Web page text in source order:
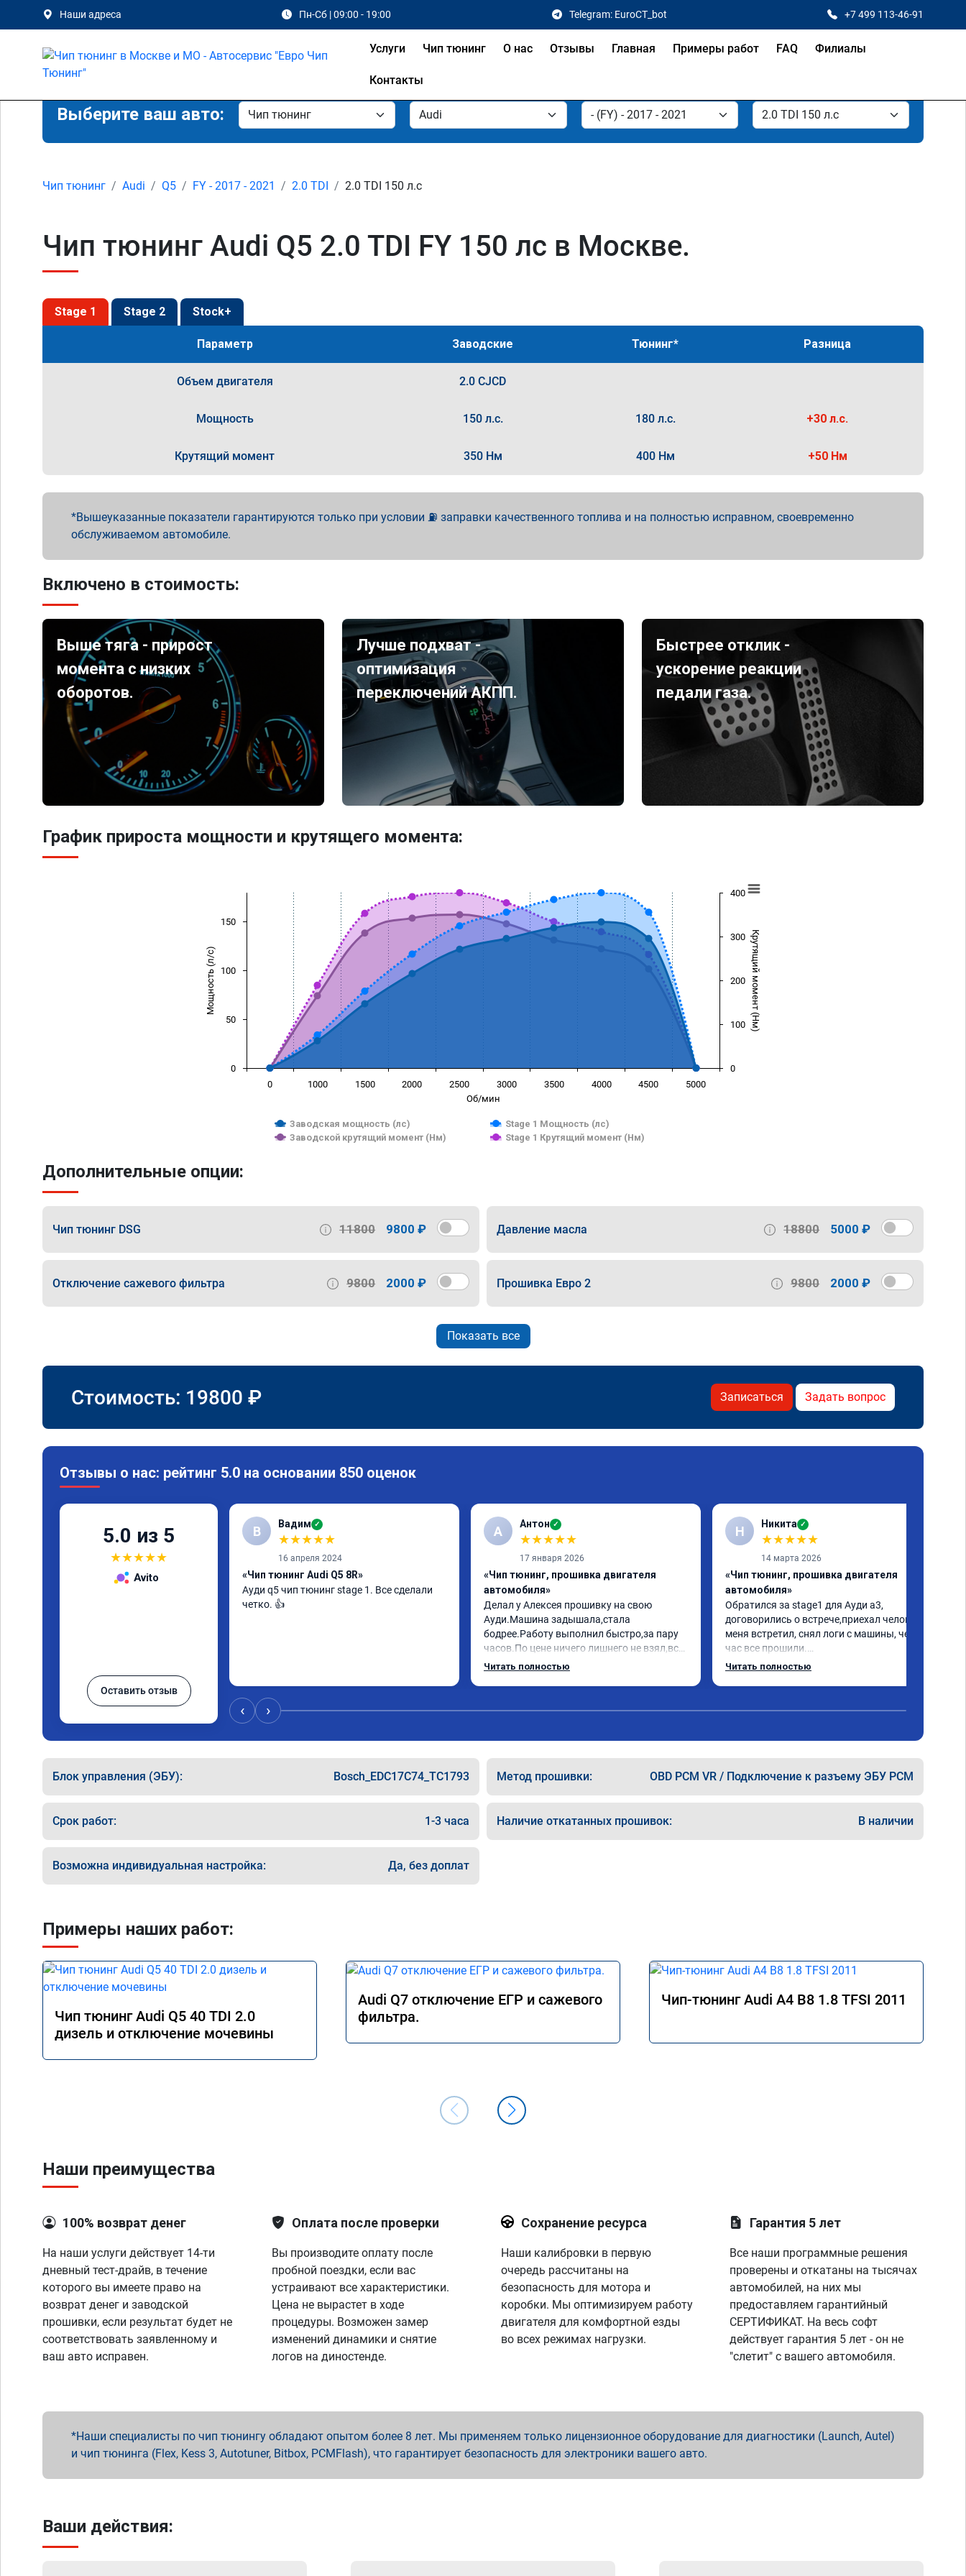
Наши адреса Пн-Сб | 09:00 - 19:00 Telegram: EuroCT_bot +7 499 113-46-91
Услуги Чип тюнинг О нас Отзывы Главная Примеры работ FAQ Филиалы
Контакты
Выберите ваш авто:
Чип тюнинг Audi Q5 FY - 2017 - 2021 2.0 TDI 2.0 TDI 150 л.с
Чип тюнинг Audi Q5 2.0 TDI FY 150 лс в Москве.
Stage 1 Stage 2 Stock+
Параметр Заводские Тюнинг* Разница
Объем двигателя 2.0 CJCD
Мощность 150 л.с. 180 л.с. +30 л.с.
Крутящий момент 350 Нм 400 Нм +50 Нм
Вышеуказанные показатели гарантируются только при условии ⛽ заправки качественного топлива и на полностью исправном, своевременно
обслуживаемом автомобиле.
Включено в стоимость:
Выше тяга - прирост
момента с низких
оборотов.
Лучше подхват -
оптимизация
переключений АКПП.
Быстрее отклик -
ускорение реакции
педали газа.
График прироста мощности и крутящего момента:
Об/мин
Мощность (л/с) Крутящий момент (Нм)
Заводская мощность (лс)
Stage 1 Мощность (лс)
Заводской крутящий момент (Нм)
Stage 1 Крутящий момент (Нм)
0 1000 1500 2000 2500 3000 3500 4000 4500 5000
0
50
100
150
0
100
200
300
400
Дополнительные опции:
Чип тюнинг DSG 11800 9800 ₽ Давление масла 18800 5000 ₽
Отключение сажевого фильтра 9800 2000 ₽ Прошивка Евро 2 9800 2000 ₽
Показать все
Стоимость: 19800 ₽ Записаться Задать вопрос
Отзывы о нас: рейтинг 5.0 на основании 850 оценок
5.0 из 5
★★★★★
Avito
Оставить отзыв
В Вадим ✓
★★★★★
16 апреля 2024
«Чип тюнинг Audi Q5 8R»
Ауди q5 чип тюнинг stage 1. Все сделали
четко. 👍
А Антон ✓
★★★★★
17 января 2026
«Чип тюнинг, прошивка двигателя
автомобиля»
Делал у Алексея прошивку на свою
Ауди.Машина задышала,стала
бодрее.Работу выполнил быстро,за пару
часов.По цене ничего лишнего не взял,всё
как договаривались заранее.После
Читать полностью
Н Никита ✓
★★★★★
14 марта 2026
«Чип тюнинг, прошивка двигателя
автомобиля»
Обратился за stage1 для Ауди а3,
договорились о встрече,приехал человек
меня встретил, снял логи с машины, через
час все прошили.
Арман спасибо тебе огромное, машинка по
Читать полностью
‹ ›
Блок управления (ЭБУ): Bosch_EDC17C74_TC1793 Метод прошивки: OBD PCM VR / Подключение к разъему ЭБУ PCM
Срок работ: 1-3 часа Наличие откатанных прошивок: В наличии
Возможна индивидуальная настройка: Да, без доплат
Примеры наших работ:
Чип тюнинг Audi Q5 40 TDI 2.0
дизель и отключение мочевины
Audi Q7 отключение ЕГР и сажевого
фильтра.
Чип-тюнинг Audi A4 B8 1.8 TFSI 2011
Наши преимущества
100% возврат денег
На наши услуги действует 14-ти
дневный тест-драйв, в течение
которого вы имеете право на
возврат денег и заводской
прошивки, если результат будет не
соответствовать заявленному и
ваш авто исправен.
Оплата после проверки
Вы производите оплату после
пробной поездки, если вас
устраивают все характеристики.
Цена не вырастет в ходе
процедуры. Возможен замер
изменений динамики и снятие
логов на диностенде.
Сохранение ресурса
Наши калибровки в первую
очередь рассчитаны на
безопасность для мотора и
коробки. Мы оптимизируем работу
двигателя для комфортной езды
во всех режимах нагрузки.
Гарантия 5 лет
Все наши программные решения
проверены и откатаны на тысячах
автомобилей, на них мы
предоставляем гарантийный
СЕРТИФИКАТ. На весь софт
действует гарантия 5 лет - он не
"слетит" с вашего автомобиля.
Наши специалисты по чип тюнингу обладают опытом более 8 лет. Мы применяем только лицензионное оборудование для диагностики (Launch, Autel)
и чип тюнинга (Flex, Kess 3, Autotuner, Bitbox, PCMFlash), что гарантирует безопасность для электроники вашего авто.
Ваши действия: